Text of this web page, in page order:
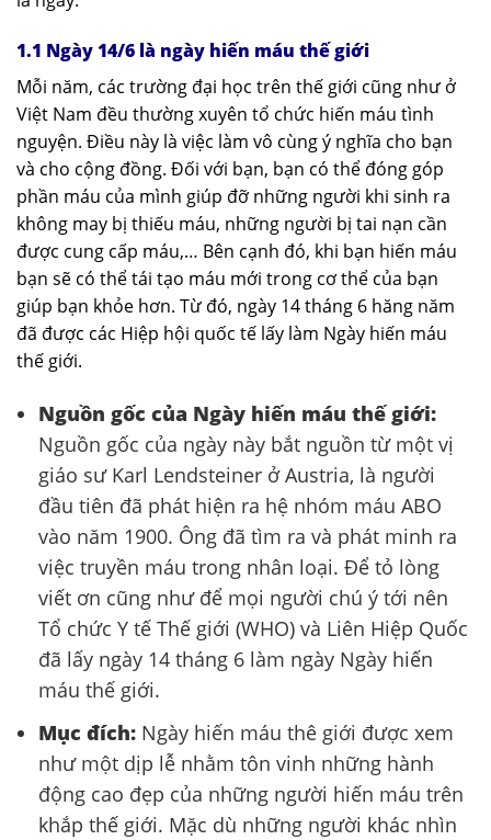
1.1 Ngày 14/6 là ngày hiến máu thế giới
Mỗi năm, các trường đại học trên thế giới cũng như ở
Việt Nam đều thường xuyên tổ chức hiến máu tình
nguyện. Điều này là việc làm vô cùng ý nghĩa cho bạn
và cho cộng đồng. Đối với bạn, bạn có thể đóng góp
phần máu của mình giúp đỡ những người khi sinh ra
không may bị thiếu máu, những người bị tai nạn cần
được cung cấp máu,… Bên cạnh đó, khi bạn hiến máu
bạn sẽ có thể tái tạo máu mới trong cơ thể của bạn
giúp bạn khỏe hơn. Từ đó, ngày 14 tháng 6 hăng năm
đã được các Hiệp hội quốc tế lấy làm Ngày hiến máu
thế giới.
Nguồn gốc của Ngày hiến máu thế giới:
Nguồn gốc của ngày này bắt nguồn từ một vị
giáo sư Karl Lendsteiner ở Austria, là người
đầu tiên đã phát hiện ra hệ nhóm máu ABO
vào năm 1900. Ông đã tìm ra và phát minh ra
việc truyền máu trong nhân loại. Để tỏ lòng
viết ơn cũng như để mọi người chú ý tới nên
Tổ chức Y tế Thế giới (WHO) và Liên Hiệp Quốc
đã lấy ngày 14 tháng 6 làm ngày Ngày hiến
máu thế giới.
Mục đích: Ngày hiến máu thê giới được xem
như một dịp lễ nhằm tôn vinh những hành
động cao đẹp của những người hiến máu trên
khắp thế giới. Mặc dù những người khác nhìn